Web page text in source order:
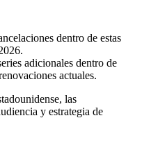
dentro de estas
adicionales dentro de
actuales.
las
y estrategia de